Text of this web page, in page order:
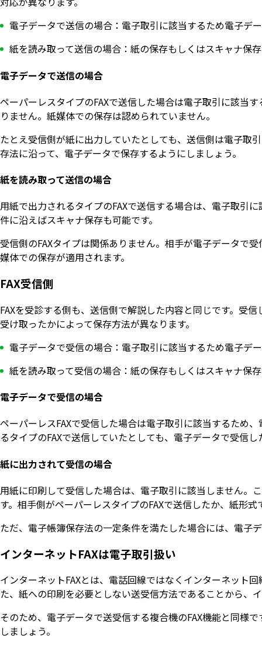
電子データで送信の場合：電子取引に該当するため電子デ
紙を読み取って送信の場合：紙の保存もしくはスキャナ保
電子データで送信の場合
ペーパーレスタイプのFAXで送信した場合は電子取引に該当
りません。紙媒体での保存は認められていません。
たとえ受信側が紙に出力していたとしても、送信側は電子取
存法に沿って、電子データで保存するようにしましょう。
紙を読み取って送信の場合
用紙で出力されるタイプのFAXで送信する場合は、電子取引
件に沿えばスキャナ保存も可能です。
受信側のFAXタイプは関係ありません。相手が電子データで
媒体での保存が適用されます。
FAX受信側
FAXを受診する側も、送信側で解説した内容と同じです。受
受け取ったかによって保存方法が異なります。
電子データで受信の場合：電子取引に該当するため電子デ
紙を読み取って受信の場合：紙の保存もしくはスキャナ保
電子データで受信の場合
ペーパーレスFAXで受信した場合は電子取引に該当するため
るタイプのFAXで送信していたとしても、電子データで受信
紙に出力されて受信の場合
用紙に印刷して受信した場合は、電子取引に該当しません。
す。相手側がペーパーレスタイプのFAXで送信したか、紙形
ただ、電子帳簿保存法の一定条件を満たした場合には、電子
インターネットFAXは電子取引扱い
インターネットFAXとは、電話回線ではなくインターネット
た、紙への印刷を必要としない送受信方法であることから、
そのため、電子データで送受信する複合機のFAX機能と同様
しましょう。